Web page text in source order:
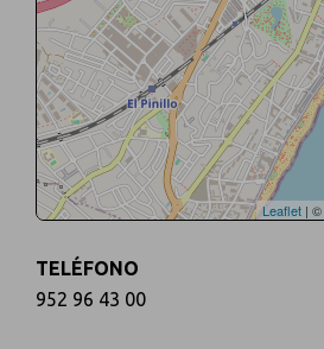
Leaflet | ©
TELÉFONO
952 96 43 00